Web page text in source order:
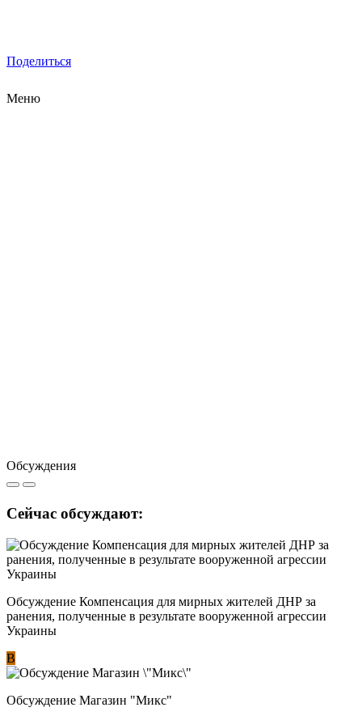
Поделиться
Меню
Обсуждения
Сейчас обсуждают:
Обсуждение Компенсация для мирных жителей ДНР за
ранения, полученные в результате вооруженной агрессии
Украины
В
Обсуждение Магазин "Микс"